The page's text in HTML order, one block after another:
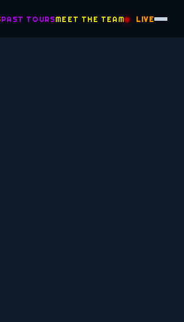
PAST TOURSMEET THE TEAM LIVE